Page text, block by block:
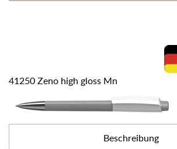
41250 Zeno high gloss Mn
Beschreibung